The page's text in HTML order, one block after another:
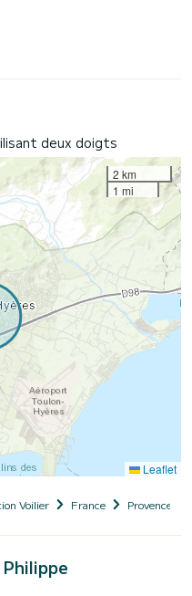
deux doigts
2 km
1 mi
Leaflet
Voilier France Provence-